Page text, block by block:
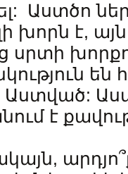
Աստծո
խորն է,
սրտի
են
է